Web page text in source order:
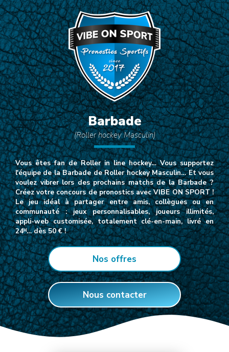
Barbade
(Roller hockey Masculin)
Vous êtes fan de Roller in line hockey… Vous supportez
l'équipe de la Barbade de Roller hockey Masculin… Et vous
voulez vibrer lors des prochains matchs de la Barbade ?
Créez votre concours de pronostics avec VIBE ON SPORT !
Le jeu idéal à partager entre amis, collègues ou en
communauté : jeux personnalisables, joueurs illimités,
appli-web customisée, totalement clé-en-main, livré en
24ᴴ… dès 50 € !
Nos offres
Nous contacter